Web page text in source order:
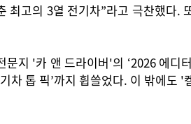
고의 3열 전기차”라고 극찬했다.
지 '카 앤 드라이버'의 ‘2026 에디
차 톱 픽’까지 휩쓸었다. 이 밖에도